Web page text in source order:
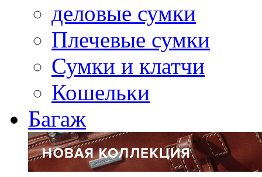
деловые сумки
Плечевые сумки
Сумки и клатчи
Кошельки
Багаж